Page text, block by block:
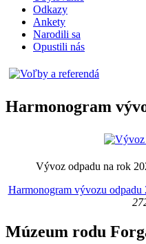
Odkazy
Ankety
Narodili sa
Opustili nás
Harmonogram
Vývoz odpadu na rok
Harmonogram vývozu odpadu
Múzeum rodu